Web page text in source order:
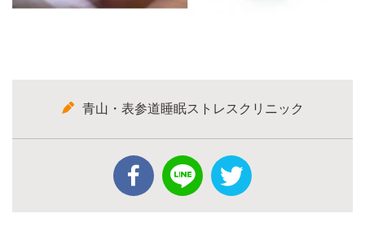
青山・表参道睡眠ストレスクリニック